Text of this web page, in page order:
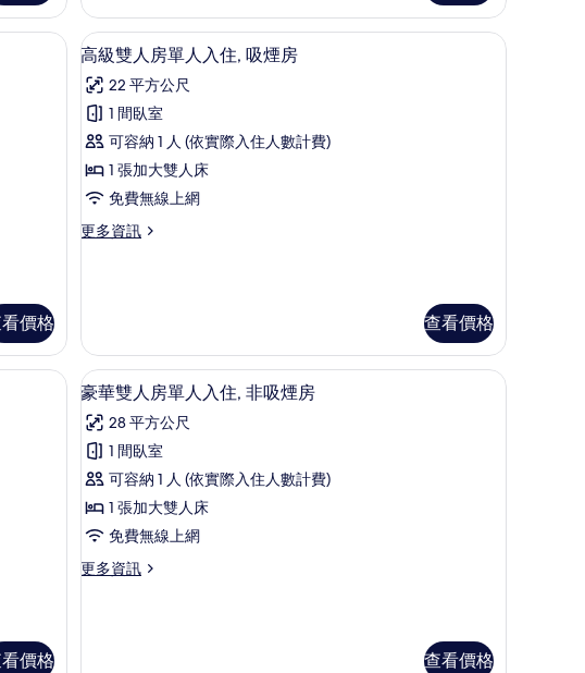
吸
煙
房
(Single
Use)
的
所
有
相
雙
人
房
人
入
住,
吸
煙
房
(Single
Use)
隔音、免費無線上網
價格
顯
示
高
級
雙
人
單
吸
煙
房
的
所
有
相
羽絨被、客房內保險箱、隔音、免費無線上網
8
高級雙人房單人入住, 吸煙房
22 平方公尺
1 間臥室
可容納 1 人 (依實際入住人數計費)
1 張加大雙人床
免費無線上網
更多資訊
更
房
單
人
入
住,
吸
煙
房
的
情
查看價格
隔音、免費無線上網
價格
顯
示
豪
華
雙
人
單
羽絨被、客房內保險箱、隔音、免費無線上網
8
豪華雙人房單人入住, 非吸煙房
28 平方公尺
1 間臥室
可容納 1 人 (依實際入住人數計費)
1 張加大雙人床
免費無線上網
更多資訊
更
查看價格